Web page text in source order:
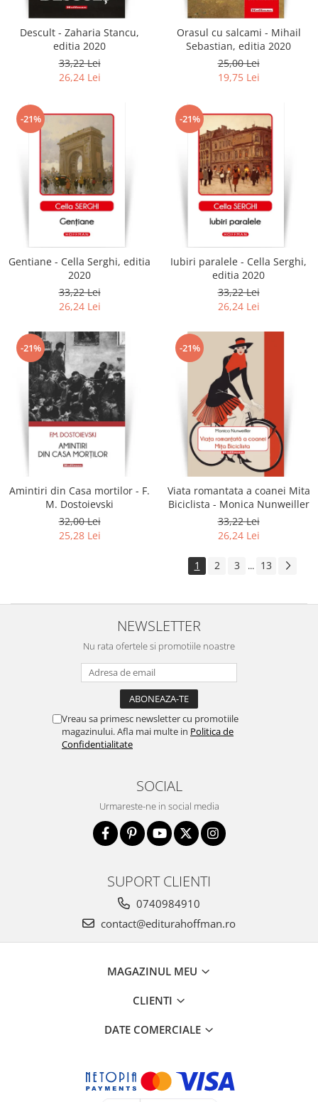
Descult - Zaharia Stancu,
editia 2020
33,22 Lei
26,24 Lei
Orasul cu salcami - Mihail
Sebastian, editia 2020
25,00 Lei
19,75 Lei
-21%
Gentiane - Cella Serghi, editia
2020
33,22 Lei
26,24 Lei
-21%
Iubiri paralele - Cella Serghi,
editia 2020
33,22 Lei
26,24 Lei
-21%
Amintiri din Casa mortilor - F.
M. Dostoievski
32,00 Lei
25,28 Lei
-21%
Viata romantata a coanei Mita
Biciclista - Monica Nunweiller
33,22 Lei
26,24 Lei
1 2 3 ... 13
NEWSLETTER
Nu rata ofertele si promotiile noastre
Vreau sa primesc newsletter cu promotiile
magazinului. Afla mai multe in Politica de
Confidentialitate
SOCIAL
Urmareste-ne in social media
SUPORT CLIENTI
0740984910
contact@editurahoffman.ro
MAGAZINUL MEU
CLIENTI
DATE COMERCIALE